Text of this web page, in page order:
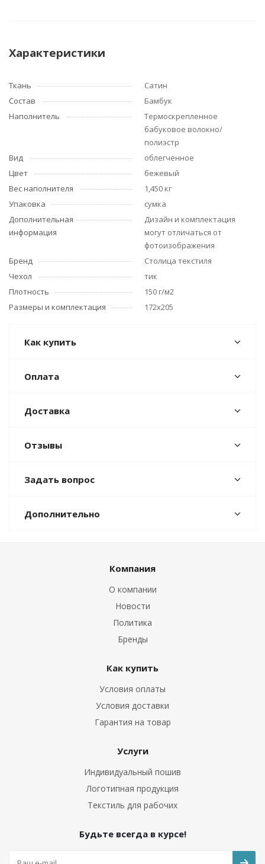
Характеристики
Ткань
Сатин
Состав
Бамбук
Наполнитель
Термоскрепленное
бабуковое волокно/
полиэстр
Вид
облегченное
Цвет
бежевый
Вес наполнителя
1,450 кг
Упаковка
сумка
Дополнительная
информация
Дизайн и комплектация
могут отличаться от
фотоизображения
Бренд
Столица текстиля
Чехол
тик
Плотность
150 г/м2
Размеры и комплектация
172х205
Как купить
Оплата
Доставка
Отзывы
Задать вопрос
Дополнительно
Компания
О компании
Новости
Политика
Бренды
Как купить
Условия оплаты
Условия доставки
Гарантия на товар
Услуги
Индивидуальный пошив
Логотипная продукция
Текстиль для рабочих
Будьте всегда в курсе!